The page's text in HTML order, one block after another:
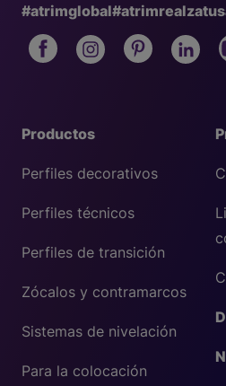
Productos
Perfiles decorativos
Perfiles técnicos
Perfiles de transición
Zócalos y contramarcos
Sistemas de nivelación
Para la colocación
#atrimglobal